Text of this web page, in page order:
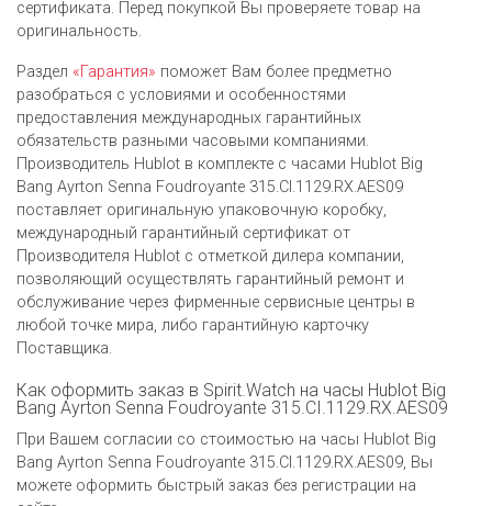
сертификата. Перед покупкой Вы проверяете товар на
оригинальность.
Раздел «Гарантия» поможет Вам более предметно
разобраться с условиями и особенностями
предоставления международных гарантийных
обязательств разными часовыми компаниями.
Производитель Hublot в комплекте с часами Hublot Big
Bang Ayrton Senna Foudroyante 315.CI.1129.RX.AES09
поставляет оригинальную упаковочную коробку,
международный гарантийный сертификат от
Производителя Hublot c отметкой дилера компании,
позволяющий осуществлять гарантийный ремонт и
обслуживание через фирменные сервисные центры в
любой точке мира, либо гарантийную карточку
Поставщика.
Как оформить заказ в Spirit.Watch на часы Hublot Big
Bang Ayrton Senna Foudroyante 315.CI.1129.RX.AES09
При Вашем согласии со стоимостью на часы Hublot Big
Bang Ayrton Senna Foudroyante 315.CI.1129.RX.AES09, Вы
можете оформить быстрый заказ без регистрации на